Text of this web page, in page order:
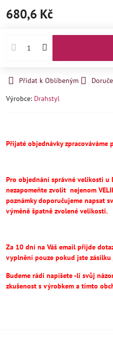
680,6 Kč
Přidat k Oblíbeným
Výrobce: Drahstyl
Přijaté objednávky
Pro objednání správné velikosti u
nezapomeňte zvolit nejenom
poznámky doporučujeme napsat
výměně špatně zvolené velikosti.
Za 10 dní na Váš email přijde
vyplnění pouze pokud jste
Budeme rádi napíšete -li svůj
zkušenost s výrobkem a tímto